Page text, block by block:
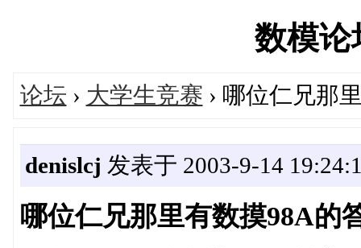
数模论
论坛 › 大学生竞赛 › 哪位仁兄那
denislcj 发表于 2003-9-14
哪位仁兄那里有数摸98A的